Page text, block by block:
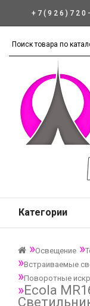
Категории
Освещение
Встраиваемые
Поворотные
Ecola